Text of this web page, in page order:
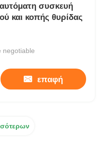
συσκευή
και κοπής θυρίδας
negotiable
επαφή